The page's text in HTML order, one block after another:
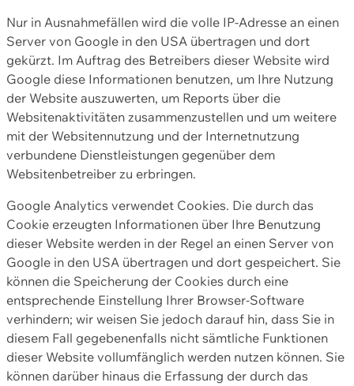
Nur in Ausnahmefällen wird die volle IP-Adresse an einen
Server von Google in den USA übertragen und dort
gekürzt. Im Auftrag des Betreibers dieser Website wird
Google diese Informationen benutzen, um Ihre Nutzung
der Website auszuwerten, um Reports über die
Websitenaktivitäten zusammenzustellen und um weitere
mit der Websitennutzung und der Internetnutzung
verbundene Dienstleistungen gegenüber dem
Websitenbetreiber zu erbringen.
Google Analytics verwendet Cookies. Die durch das
Cookie erzeugten Informationen über Ihre Benutzung
dieser Website werden in der Regel an einen Server von
Google in den USA übertragen und dort gespeichert. Sie
können die Speicherung der Cookies durch eine
entsprechende Einstellung Ihrer Browser-Software
verhindern; wir weisen Sie jedoch darauf hin, dass Sie in
diesem Fall gegebenenfalls nicht sämtliche Funktionen
dieser Website vollumfänglich werden nutzen können. Sie
können darüber hinaus die Erfassung der durch das